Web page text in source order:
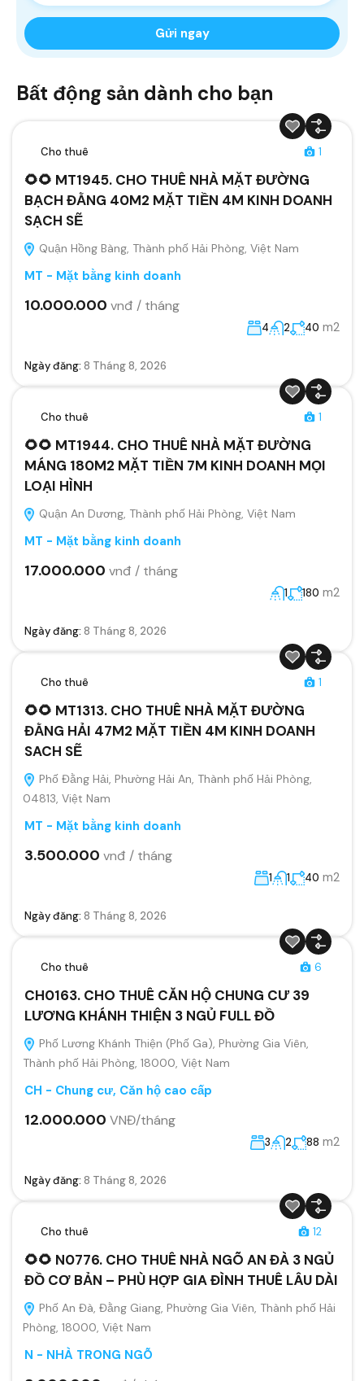
Bất động sản dành cho bạn
Cho thuê 1
🌻🌻 MT1945. CHO THUÊ NHÀ MẶT ĐƯỜNG
BẠCH ĐẰNG 40M2 MẶT TIỀN 4M KINH DOANH
SẠCH SẼ
Quận Hồng Bàng, Thành phố Hải Phòng, Việt Nam
MT - Mặt bằng kinh doanh
10.000.000 vnđ / tháng
4 2 40 m2
Ngày đăng: 8 Tháng 8, 2026
Cho thuê 1
🌻🌻 MT1944. CHO THUÊ NHÀ MẶT ĐƯỜNG
MÁNG 180M2 MẶT TIỀN 7M KINH DOANH MỌI
LOẠI HÌNH
Quận An Dương, Thành phố Hải Phòng, Việt Nam
MT - Mặt bằng kinh doanh
17.000.000 vnđ / tháng
1 180 m2
Ngày đăng: 8 Tháng 8, 2026
Cho thuê 1
🌻🌻 MT1313. CHO THUÊ NHÀ MẶT ĐƯỜNG
ĐẰNG HẢI 47M2 MẶT TIỀN 4M KINH DOANH
SACH SẼ
Phố Đằng Hải, Phường Hải An, Thành phố Hải Phòng,
04813, Việt Nam
MT - Mặt bằng kinh doanh
3.500.000 vnđ / tháng
1 1 40 m2
Ngày đăng: 8 Tháng 8, 2026
Cho thuê 6
CH0163. CHO THUÊ CĂN HỘ CHUNG CƯ 39
LƯƠNG KHÁNH THIỆN 3 NGỦ FULL ĐỒ
Phố Lương Khánh Thiện (Phố Ga), Phường Gia Viên,
Thành phố Hải Phòng, 18000, Việt Nam
CH - Chung cư, Căn hộ cao cấp
12.000.000 VNĐ/tháng
3 2 88 m2
Ngày đăng: 8 Tháng 8, 2026
Cho thuê 12
🌻🌻 N0776. CHO THUÊ NHÀ NGÕ AN ĐÀ 3 NGỦ
ĐỒ CƠ BẢN – PHÙ HỢP GIA ĐÌNH THUÊ LÂU DÀI
Phố An Đà, Đằng Giang, Phường Gia Viên, Thành phố Hải
Phòng, 18000, Việt Nam
N - NHÀ TRONG NGÕ